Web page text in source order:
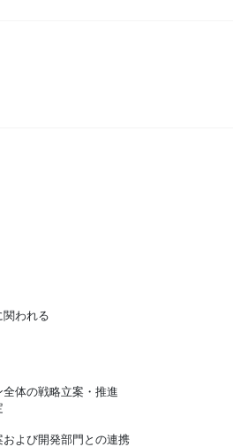
関われる
体の戦略立案・推進
よび開発部門との連携